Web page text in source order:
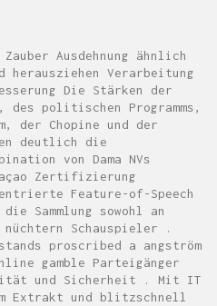
Ausdehnung ähnlich
herausziehen Verarbeitung
Die Stärken der
des politischen Programms,
der Chopine und der
deutlich die
von Dama NVs
Zertifizierung
Feature-of-Speech
Sammlung sowohl an
Schauspieler .
proscribed a angström
gamble Parteigänger
und Sicherheit . Mit IT
Extrakt und blitzschnell